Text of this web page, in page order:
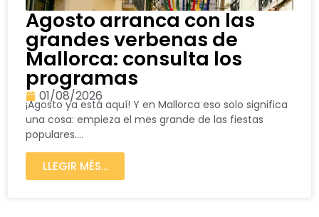
Agosto arranca con las
grandes verbenas de
Mallorca: consulta los
programas
01/08/2026
¡Agosto ya está aquí! Y en Mallorca eso solo significa
una cosa: empieza el mes grande de las fiestas
populares....
LLEGIR MÉS...